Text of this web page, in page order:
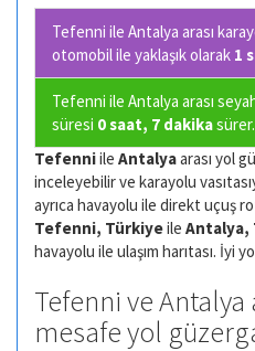
Tefenni ile Antalya arası
otomobil ile yaklaşık olarak 1
Tefenni ile Antalya arası
süresi 0 saat, 7 dakikasürer.
Tefenniile Antalyaarası yol
inceleyebilir ve karayolu
ayrıca havayolu ile direkt uçuş
Tefenni, Türkiyeile Antalya,
havayolu ile ulaşım harıtası. İyi
Tefenni ve Antalya
mesafe yol